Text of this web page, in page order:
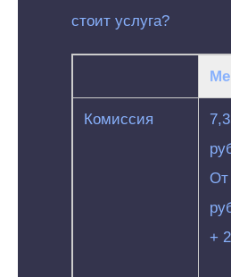
стоит услуга?
Комиссия
От
+